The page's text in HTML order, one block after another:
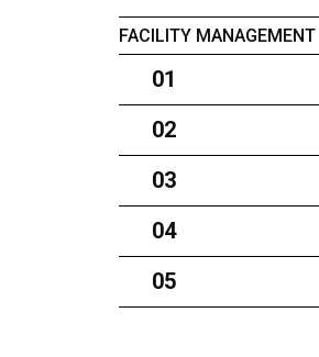
FACILITY MANAGEMENT
01
02
03
04
05